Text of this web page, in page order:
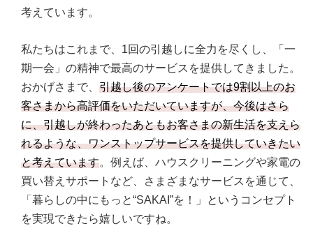
考えています。
私たちはこれまで、1回の引越しに全力を尽くし、「一
期一会」の精神で最高のサービスを提供してきました。
おかげさまで、 引越し後のアンケートでは9割以上のお
客さまから高評価をいただいていますが、今後はさら
に、引越しが終わったあともお客さまの新生活を支えら
れるような、ワンストップサービスを提供していきたい
と考えています。例えば、ハウスクリーニングや家電の
買い替えサポートなど、さまざまなサービスを通じて、
「暮らしの中にもっと“SAKAI”を！」というコンセプト
を実現できたら嬉しいですね。